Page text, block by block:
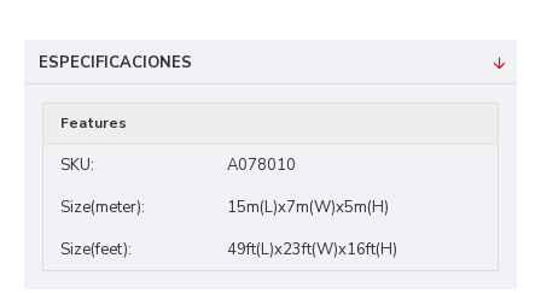
ESPECIFICACIONES
Features
SKU:
A078010
Size(meter):
15m(L)x7m(W)x5m(H)
Size(feet):
49ft(L)x23ft(W)x16ft(H)